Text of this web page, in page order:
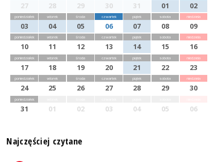
27 28 29 30 31 01 02
poniedziałek
03
wtorek
04
środa
05
czwartek
06
piątek
07
sobota
08
niedziela
09
poniedziałek
10
wtorek
11
środa
12
czwartek
13
piątek
14
sobota
15
niedziela
16
poniedziałek
17
wtorek
18
środa
19
czwartek
20
piątek
21
sobota
22
niedziela
23
poniedziałek
24
wtorek
25
środa
26
czwartek
27
piątek
28
sobota
29
niedziela
30
poniedziałek
31 01 02 03 04 05 06
Najczęściej czytane